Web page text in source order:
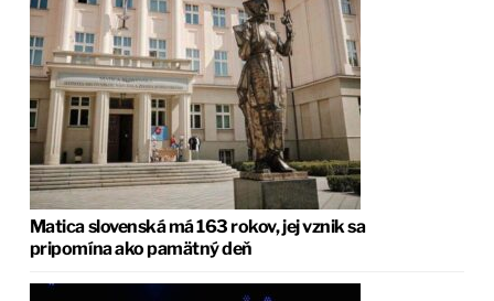
Matica slovenská má 163 rokov, jej vznik sa
pripomína ako pamätný deň